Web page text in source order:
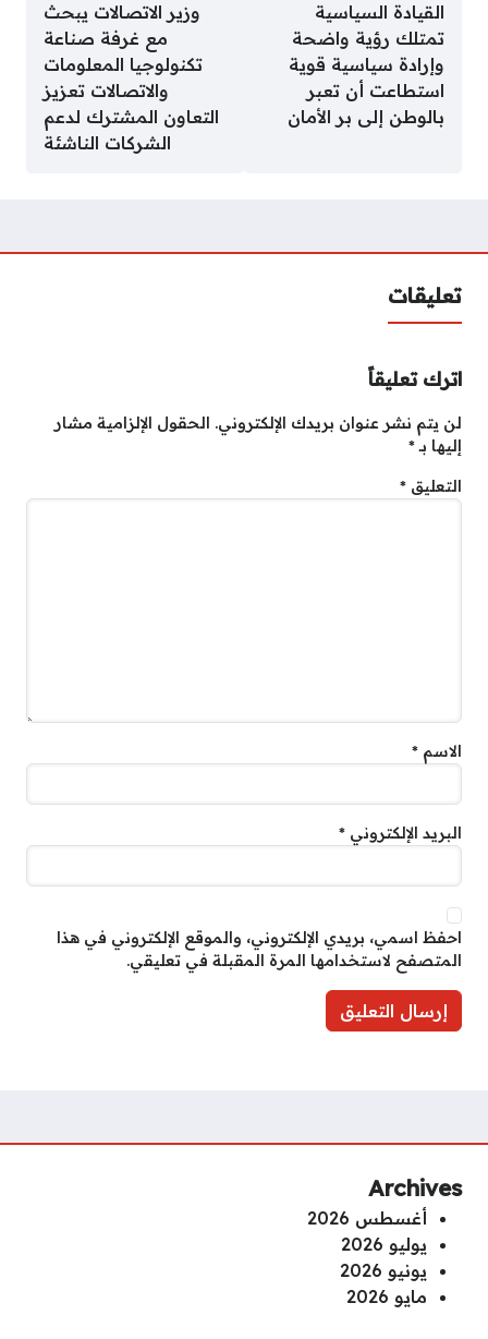
القيادة السياسية
تمتلك رؤية واضحة
وإرادة سياسية قوية
استطاعت أن تعبر
بالوطن إلى بر الأمان
وزير الاتصالات يبحث
مع غرفة صناعة
تكنولوجيا المعلومات
والاتصالات تعزيز
التعاون المشترك لدعم
الشركات الناشئة
تعليقات
اترك تعليقاً
لن يتم نشر عنوان بريدك الإلكتروني. الحقول الإلزامية مشار
إليها بـ*
التعليق *
الاسم *
البريد الإلكتروني *
احفظ اسمي، بريدي الإلكتروني، والموقع الإلكتروني في هذا
المتصفح لاستخدامها المرة المقبلة في تعليقي.
Archives
أغسطس 2026
يوليو 2026
يونيو 2026
مايو 2026